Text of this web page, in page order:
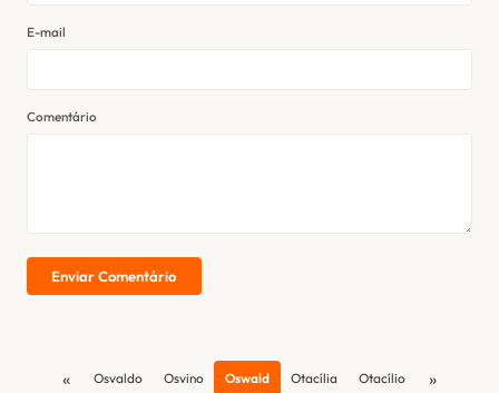
E-mail
Comentário
Enviar Comentário
« Osvaldo Osvino Oswald Otacília Otacílio »